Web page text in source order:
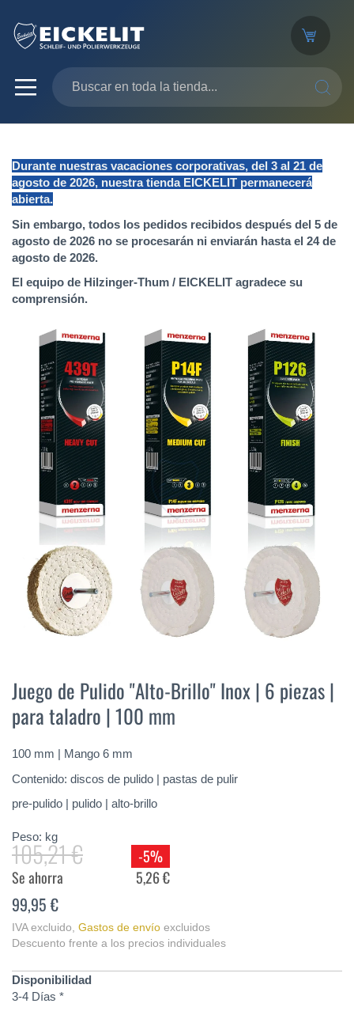
Durante nuestras vacaciones corporativas, del 3 al 21 de
agosto de 2026, nuestra tienda EICKELIT permanecerá
abierta.
Sin embargo, todos los pedidos recibidos después del 5 de
agosto de 2026 no se procesarán ni enviarán hasta el 24 de
agosto de 2026.
El equipo de Hilzinger-Thum / EICKELIT agradece su
comprensión.
galería
imágenes
comienzo
de
la
de
imágenes
Juego de Pulido "Alto-Brillo" Inox | 6 piezas |
para taladro | 100 mm
100 mm | Mango 6 mm
Contenido: discos de pulido | pastas de pulir
pre-pulido | pulido | alto-brillo
Peso: kg
105,21 €
-5%
Se ahorra
5,26 €
99,95 €
IVA excluido, Gastos de envío excluidos
Descuento frente a los precios individuales
Disponibilidad
3-4 Días *